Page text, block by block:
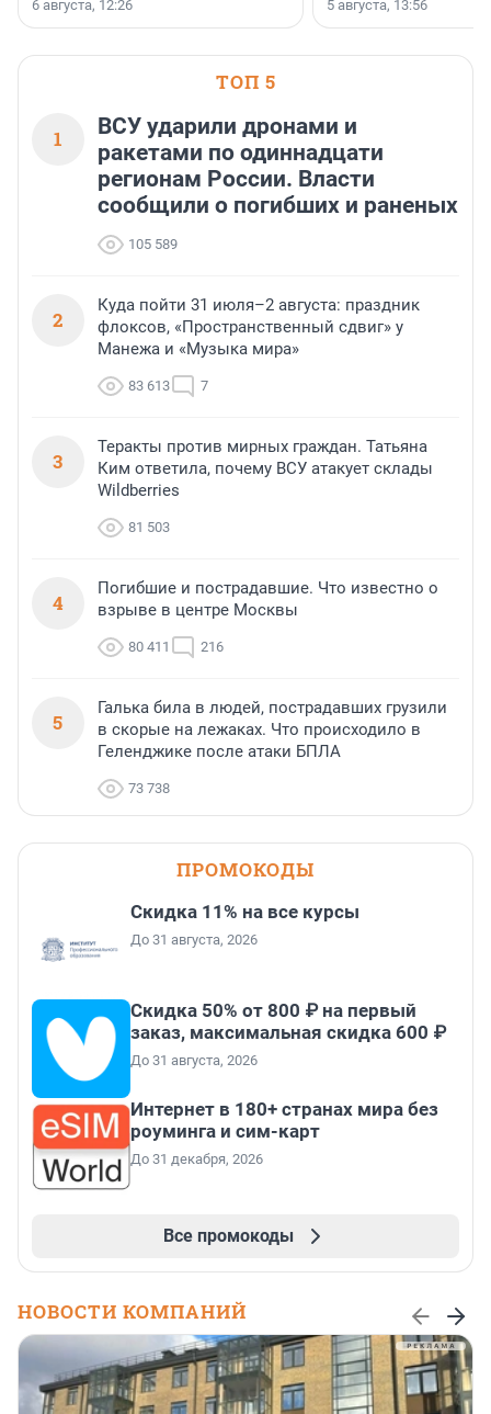
6 августа, 12:26 5 августа, 13:56
ТОП 5
1
ВСУ ударили дронами и
ракетами по одиннадцати
регионам России. Власти
сообщили о погибших и раненых
105 589
2
Куда пойти 31 июля–2 августа: праздник
флоксов, «Пространственный сдвиг» у
Манежа и «Музыка мира»
83 613 7
3
Теракты против мирных граждан. Татьяна
Ким ответила, почему ВСУ атакует склады
Wildberries
81 503
4
Погибшие и пострадавшие. Что известно о
взрыве в центре Москвы
80 411 216
5
Галька била в людей, пострадавших грузили
в скорые на лежаках. Что происходило в
Геленджике после атаки БПЛА
73 738
ПРОМОКОДЫ
Скидка 11% на все курсы
До 31 августа, 2026
Скидка 50% от 800 ₽ на первый
заказ, максимальная скидка 600 ₽
До 31 августа, 2026
Интернет в 180+ странах мира без
роуминга и сим-карт
До 31 декабря, 2026
Все промокоды
НОВОСТИ КОМПАНИЙ